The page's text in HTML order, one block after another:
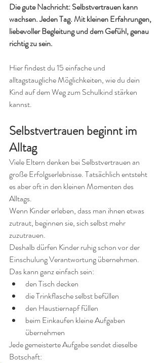
Die gute Nachricht: Selbstvertrauen kann
wachsen. Jeden Tag. Mit kleinen Erfahrungen,
liebevoller Begleitung und dem Gefühl, genau
richtig zu sein.
Hier findest du 15 einfache und
alltagstaugliche Möglichkeiten, wie du dein
Kind auf dem Weg zum Schulkind stärken
kannst.
Selbstvertrauen beginnt im
Alltag
Viele Eltern denken bei Selbstvertrauen an
große Erfolgserlebnisse. Tatsächlich entsteht
es aber oft in den kleinen Momenten des
Alltags.
Wenn Kinder erleben, dass man ihnen etwas
zutraut, beginnen sie, sich selbst mehr
zuzutrauen.
Deshalb dürfen Kinder ruhig schon vor der
Einschulung Verantwortung übernehmen.
Das kann ganz einfach sein:
den Tisch decken
die Trinkflasche selbst befüllen
den Haustiernapf füllen
beim Einkaufen kleine Aufgaben
übernehmen
Jede gemeisterte Aufgabe sendet dieselbe
Botschaft: